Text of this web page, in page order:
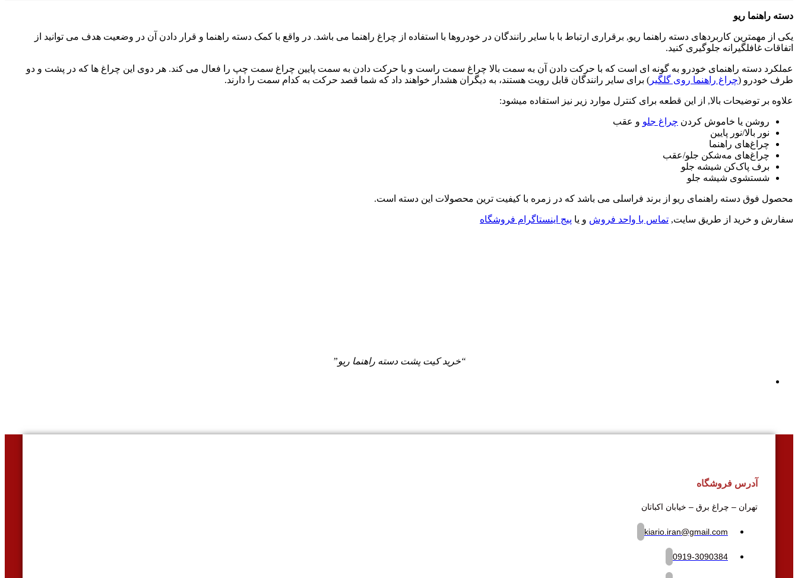
دسته راهنما ریو
یکی از مهمترین کاربردهای دسته راهنما ریو, برقراری ارتباط با با سایر رانندگان در خودروها با استفاده از چراغ راهنما می باشد. در واقع با کمک دسته راهنما و قرار دادن آن در وضعیت هدف می توانید از
اتفاقات غافلگیرانه جلوگیری کنید.
عملکرد دسته راهنمای خودرو به گونه ای است که با حرکت دادن آن به سمت بالا چراغ سمت راست و با حرکت دادن به سمت پایین چراغ سمت چپ را فعال می کند. هر دوی این چراغ ها که در پشت و دو
طرف خودرو (چراغ راهنما روی گلگیر ) برای سایر رانندگان قابل رویت هستند، به دیگران هشدار خواهند داد که شما قصد حرکت به کدام سمت را دارند.
علاوه بر توضیحات بالا, از این قطعه برای کنترل موارد زیر نیز استفاده میشود:
روشن یا خاموش کردن چراغ جلو و عقب
نور بالا‌/‌نور پایین
چراغ‌های راهنما
چراغ‌های مه‌شکن جلو‌/‌عقب
برف پاک‌کن شیشه جلو
شستشوی شیشه جلو
محصول فوق دسته راهنمای ریو از برند فراسلی می باشد که در زمره با کیفیت ترین محصولات این دسته است.
سفارش و خرید از طریق سایت, تماس با واحد فروش و یا پیج اینستاگرام فروشگاه
“خرید کیت پشت دسته راهنما ریو”
آدرس فروشگاه
تهران – چراغ برق – خیابان اکباتان
kiario.iran@gmail.com
0919-3090384